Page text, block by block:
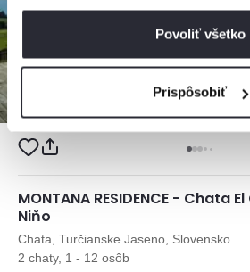
Povoliť všetko
Prispôsobiť
MONTANA RESIDENCE - Chata
Niňo
Chata, Turčianske Jaseno, Slovensko
2 chaty, 1 - 12 osôb